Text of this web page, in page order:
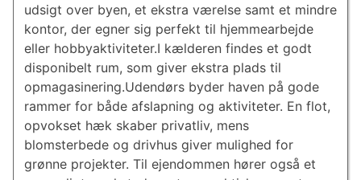
udsigt over byen, et ekstra værelse samt et mindre
kontor, der egner sig perfekt til hjemmearbejde
eller hobbyaktiviteter.I kælderen findes et godt
disponibelt rum, som giver ekstra plads til
opmagasinering.Udendørs byder haven på gode
rammer for både afslapning og aktiviteter. En flot,
opvokset hæk skaber privatliv, mens
blomsterbede og drivhus giver mulighed for
grønne projekter. Til ejendommen hører også et